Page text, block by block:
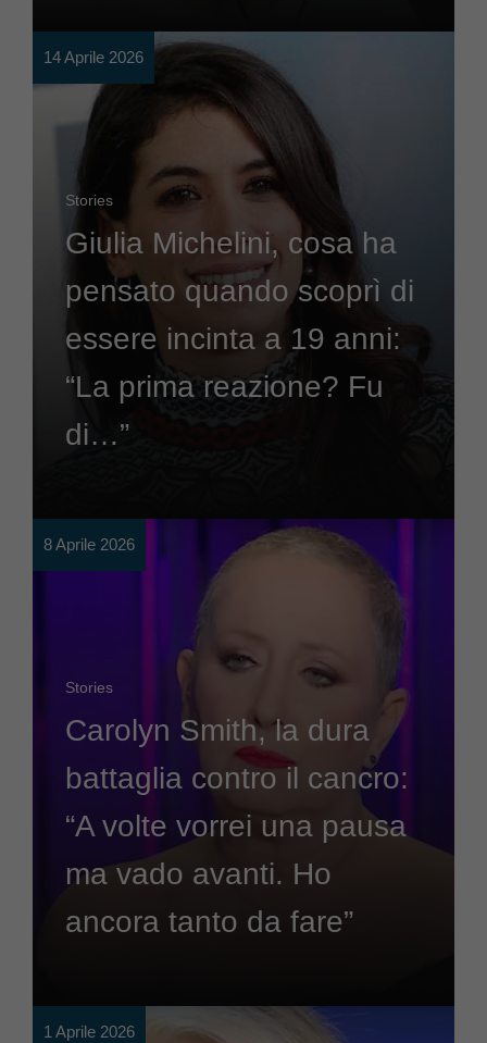
14 Aprile 2026
Stories
Giulia Michelini, cosa ha
pensato quando scoprì di
essere incinta a 19 anni:
“La prima reazione? Fu
di…”
8 Aprile 2026
Stories
Carolyn Smith, la dura
battaglia contro il cancro:
“A volte vorrei una pausa
ma vado avanti. Ho
ancora tanto da fare”
1 Aprile 2026